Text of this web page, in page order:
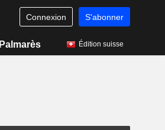
Connexion S'abonner
Palmarès Édition suisse